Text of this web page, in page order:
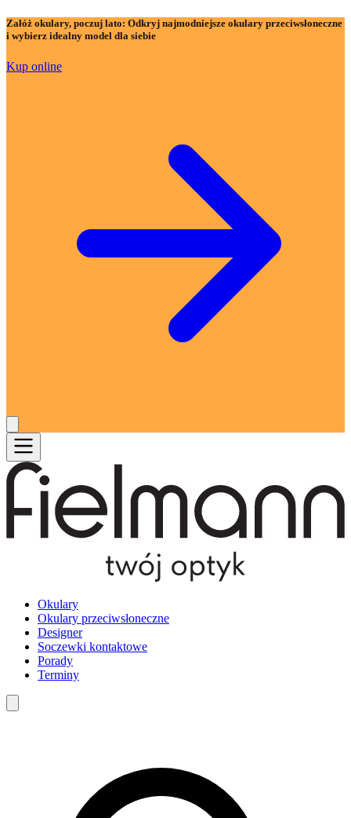
Załóż okulary, poczuj lato: Odkryj najmodniejsze okulary przeciwsłoneczne
i wybierz idealny model dla siebie
Kup online
Okulary
Okulary przeciwsłoneczne
Designer
Soczewki kontaktowe
Porady
Terminy